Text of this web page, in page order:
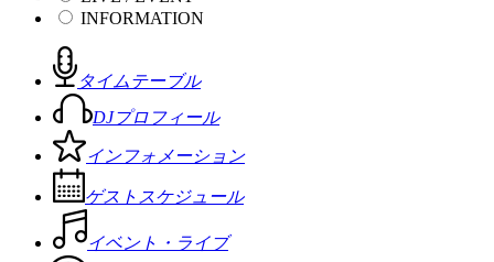
INFORMATION
タイムテーブル
DJプロフィール
インフォメーション
ゲストスケジュール
イベント・ライブ